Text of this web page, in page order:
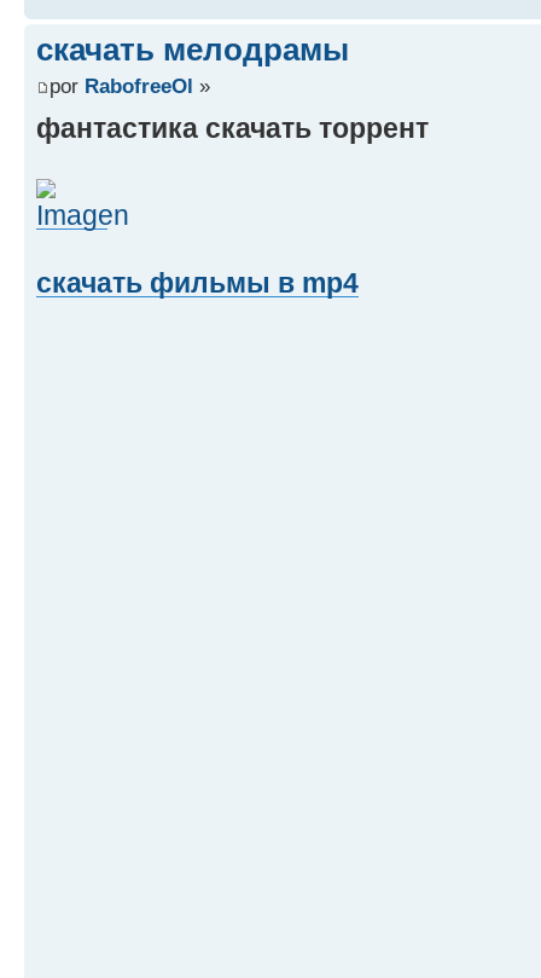
скачать мелодрамы
por RabofreeOl »
фантастика скачать торрент
скачать фильмы в mp4